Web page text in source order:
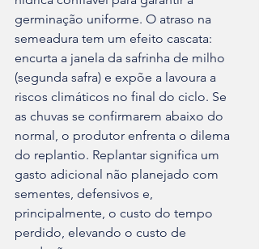
germinação uniforme. O atraso na
semeadura tem um efeito cascata:
encurta a janela da safrinha de milho
(segunda safra) e expõe a lavoura a
riscos climáticos no final do ciclo. Se
as chuvas se confirmarem abaixo do
normal, o produtor enfrenta o dilema
do replantio. Replantar significa um
gasto adicional não planejado com
sementes, defensivos e,
principalmente, o custo do tempo
perdido, elevando o custo de